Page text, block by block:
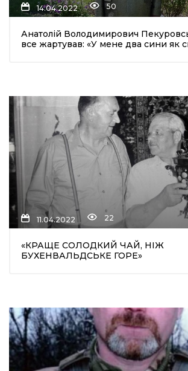
14.04.2022 50
Анатолій Володимирович
все жартував: «У мене два сини як
11.04.2022 22
«КРАЩЕ СОЛОДКИЙ ЧАЙ, НІЖ
БУХЕНВАЛЬДСЬКЕ ГОРЕ»